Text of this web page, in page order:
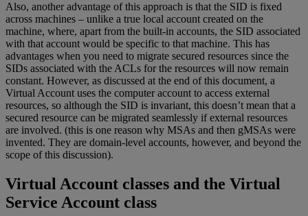
Also, another advantage of this approach is that the SID is fixed
across machines – unlike a true local account created on the
machine, where, apart from the built-in accounts, the SID associated
with that account would be specific to that machine. This has
advantages when you need to migrate secured resources since the
SIDs associated with the ACLs for the resources will now remain
constant. However, as discussed at the end of this document, a
Virtual Account uses the computer account to access external
resources, so although the SID is invariant, this doesn’t mean that a
secured resource can be migrated seamlessly if external resources
are involved. (this is one reason why MSAs and then gMSAs were
invented. They are domain-level accounts, however, and beyond the
scope of this discussion).
Virtual Account classes and the Virtual
Service Account class